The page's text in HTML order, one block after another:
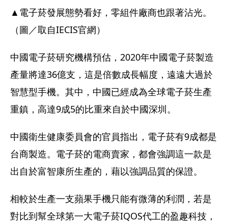
▲電子菸發展態勢看好，零組件廠商也跟著沾光。
（圖／取自IECIS官網）
中國電子菸研究機構預估，2020年中國電子菸製造
產量將達36億支，這是倍數成長幅度，遠遠大過於
智慧型手機。其中，中國已經成為全球電子菸生產
重鎮，高達9成5的比重來自於中國深圳。
中國衛生健康委員會的官員指出，電子菸有9成都是
台商製造。電子菸的電商賣家，都會強調這一款是
出自於富智康所生產的，藉以強調品質的保證。
相較於生產一支蘋果手機只能有微薄的利潤，若是
對比到幫全球第一大電子菸IQOS代工的盈趣科技，